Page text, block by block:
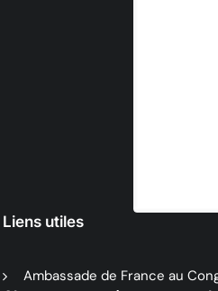
Liens utiles
Ambassade de France au